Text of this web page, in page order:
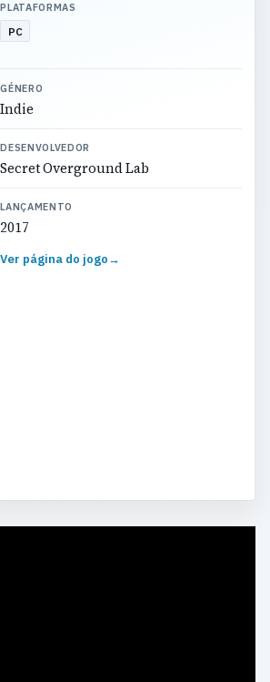
PLATAFORMAS
PC
GÉNERO
Indie
DESENVOLVEDOR
Secret Overground Lab
LANÇAMENTO
2017
Ver página do jogo→